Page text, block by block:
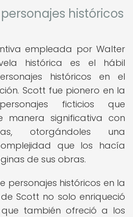
históricos
empleada por Walter
histórica es el hábil
históricos en el
Scott fue pionero en la
ficticios que
manera significativa con
otorgándoles una
que los hacía
de sus obras.
personajes históricos en la
Scott no solo enriqueció
también ofreció a los